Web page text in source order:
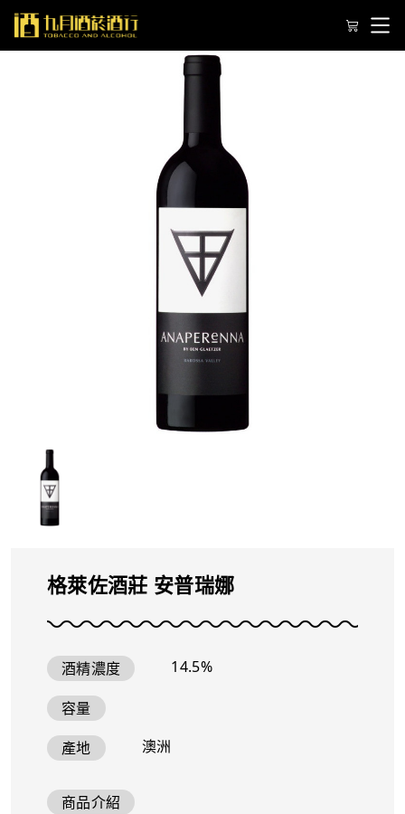
格萊佐酒莊 安普瑞娜
酒精濃度 14.5%
容量
產地
澳洲
商品介紹